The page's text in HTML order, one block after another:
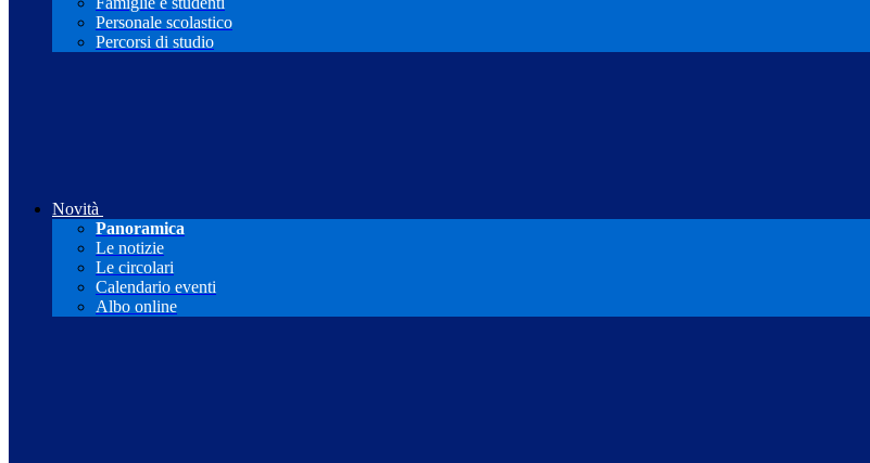
Personale scolastico
Percorsi di studio
Novità
Panoramica
Le notizie
Le circolari
Calendario eventi
Albo online